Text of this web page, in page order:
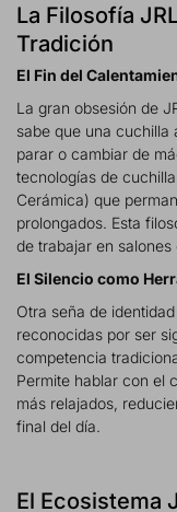
La Filosofía
Tradición
El Fin del
La gran obsesión de
sabe que una cuchilla
parar o cambiar de
tecnologías de
Cerámica) que
prolongados. Esta
de trabajar en salones
El Silencio como
Otra seña de
reconocidas por ser
competencia
Permite hablar con el
más relajados,
final del día.
El Ecosistema